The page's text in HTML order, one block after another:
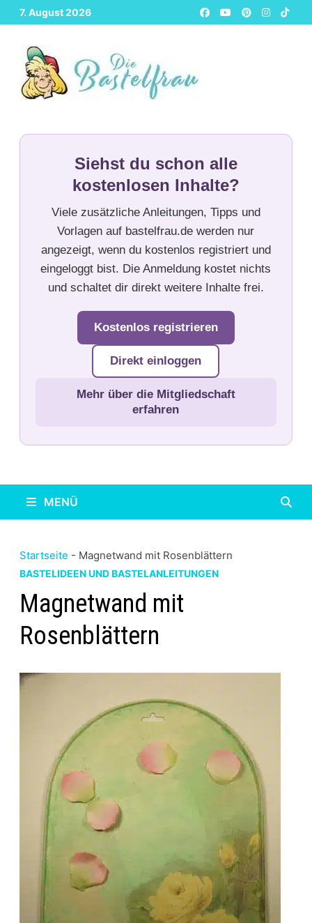
Zurück
zum
Inhalt
7. August 2026
Siehst du schon alle
kostenlosen Inhalte?
Viele zusätzliche Anleitungen, Tipps und
Vorlagen auf bastelfrau.de werden nur
angezeigt, wenn du kostenlos registriert und
eingeloggt bist. Die Anmeldung kostet nichts
und schaltet dir direkt weitere Inhalte frei.
Kostenlos registrieren
Direkt einloggen
Mehr über die Mitgliedschaft
erfahren
MENÜ
Startseite - Magnetwand mit Rosenblättern
BASTELIDEEN UND BASTELANLEITUNGEN
Magnetwand mit
Rosenblättern